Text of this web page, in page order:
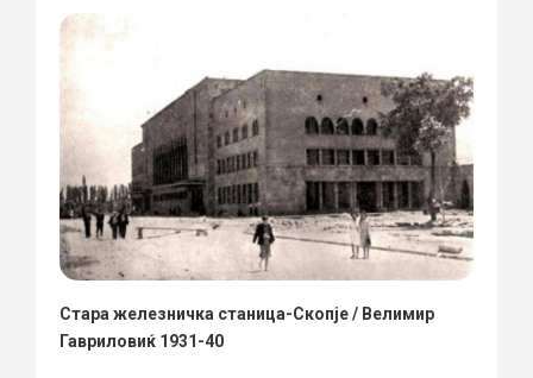
Стара железничка станица-Скопје / Велимир
Гавриловиќ 1931-40